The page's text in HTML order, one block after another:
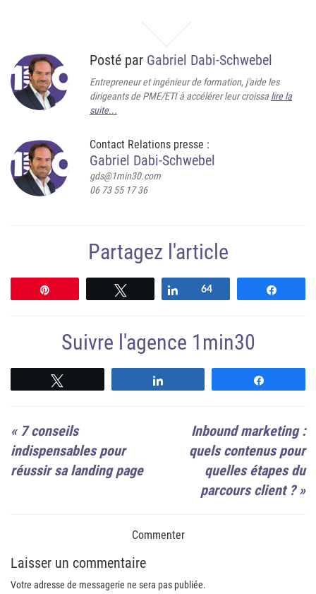
Posté par Gabriel Dabi-Schwebel
Entrepreneur et ingénieur de formation, j'aide les
dirigeants de PME/ETI à accélérer leur croissa lire la
suite...
Contact Relations presse :
Gabriel Dabi-Schwebel
gds@1min30.com
06 73 55 17 36
Partagez l'article
Tweetez Partagez
64
Suivre l'agence 1min30
« 7 conseils
indispensables pour
réussir sa landing page
Inbound marketing :
quels contenus pour
quelles étapes du
parcours client ?»
Commenter
Laisser un commentaire
Votre adresse de messagerie ne sera pas publiée.